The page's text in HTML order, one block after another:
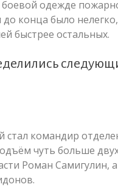
одежде
конца было
быстрее остальных.
командир
чуть больше
Роман Самигулин,